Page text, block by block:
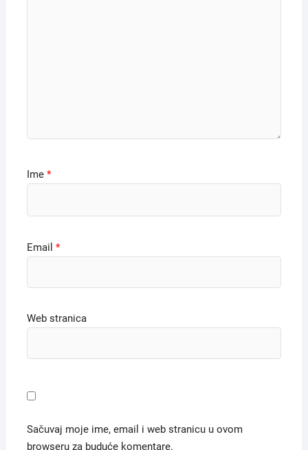
Ime *
Email *
Web stranica
Sačuvaj moje ime, email i web stranicu u ovom
browseru za buduće komentare.